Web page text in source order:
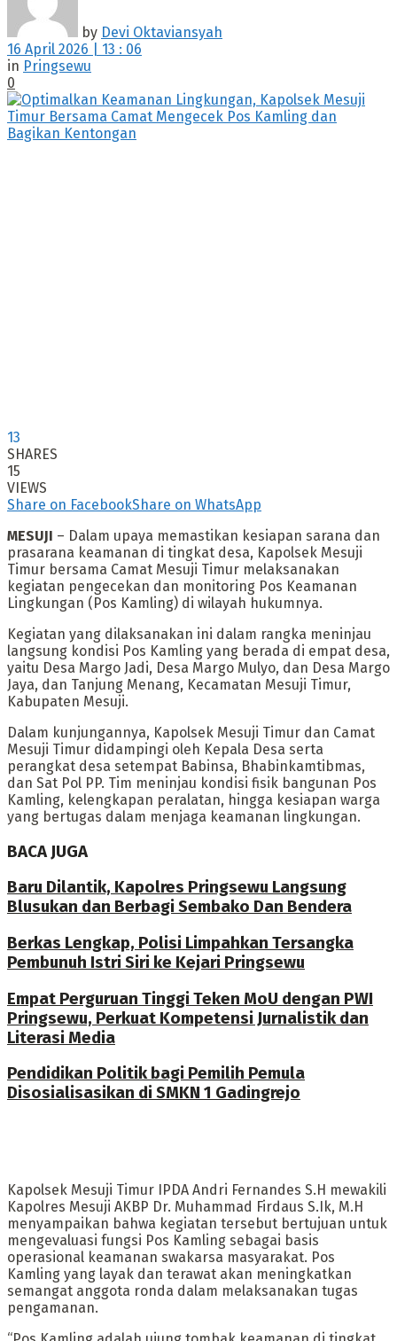
by Devi Oktaviansyah
16 April 2026 | 13 : 06
in Pringsewu
0
13
SHARES
15
VIEWS
Share on FacebookShare on WhatsApp
MESUJI – Dalam upaya memastikan kesiapan sarana dan
prasarana keamanan di tingkat desa, Kapolsek Mesuji
Timur bersama Camat Mesuji Timur melaksanakan
kegiatan pengecekan dan monitoring Pos Keamanan
Lingkungan (Pos Kamling) di wilayah hukumnya.
Kegiatan yang dilaksanakan ini dalam rangka meninjau
langsung kondisi Pos Kamling yang berada di empat desa,
yaitu Desa Margo Jadi, Desa Margo Mulyo, dan Desa Margo
Jaya, dan Tanjung Menang, Kecamatan Mesuji Timur,
Kabupaten Mesuji.
Dalam kunjungannya, Kapolsek Mesuji Timur dan Camat
Mesuji Timur didampingi oleh Kepala Desa serta
perangkat desa setempat Babinsa, Bhabinkamtibmas,
dan Sat Pol PP. Tim meninjau kondisi fisik bangunan Pos
Kamling, kelengkapan peralatan, hingga kesiapan warga
yang bertugas dalam menjaga keamanan lingkungan.
BACA JUGA
Baru Dilantik, Kapolres Pringsewu Langsung
Blusukan dan Berbagi Sembako Dan Bendera
Berkas Lengkap, Polisi Limpahkan Tersangka
Pembunuh Istri Siri ke Kejari Pringsewu
Empat Perguruan Tinggi Teken MoU dengan PWI
Pringsewu, Perkuat Kompetensi Jurnalistik dan
Literasi Media
Pendidikan Politik bagi Pemilih Pemula
Disosialisasikan di SMKN 1 Gadingrejo
Kapolsek Mesuji Timur IPDA Andri Fernandes S.H mewakili
Kapolres Mesuji AKBP Dr. Muhammad Firdaus S.Ik, M.H
menyampaikan bahwa kegiatan tersebut bertujuan untuk
mengevaluasi fungsi Pos Kamling sebagai basis
operasional keamanan swakarsa masyarakat. Pos
Kamling yang layak dan terawat akan meningkatkan
semangat anggota ronda dalam melaksanakan tugas
pengamanan.